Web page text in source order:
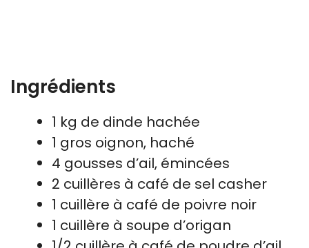
Ingrédients
1 kg de dinde hachée
1 gros oignon, haché
4 gousses d’ail, émincées
2 cuillères à café de sel casher
1 cuillère à café de poivre noir
1 cuillère à soupe d’origan